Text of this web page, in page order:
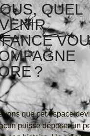
QUEL
?
que cet espace
puisse déposer un